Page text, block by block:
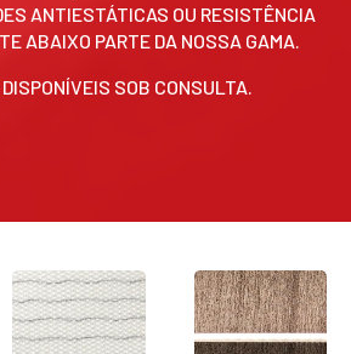
ANTIESTÁTICAS OU RESISTÊNCIA
ABAIXO PARTE DA NOSSA GAMA.
SOB CONSULTA.